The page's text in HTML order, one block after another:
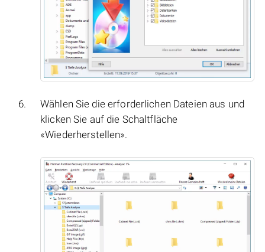
Wählen Sie die erforderlichen Dateien aus und
klicken Sie auf die Schaltfläche
«Wiederherstellen».